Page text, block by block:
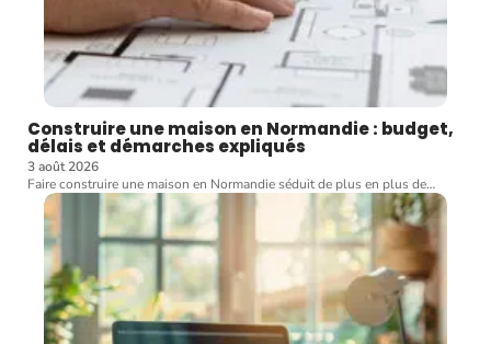
Construire une maison en Normandie : budget,
délais et démarches expliqués
3 août 2026
Faire construire une maison en Normandie séduit de plus en plus de…